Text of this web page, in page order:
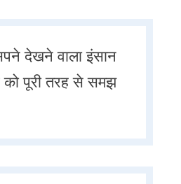
देखने वाला इंसान
को पूरी तरह से समझ